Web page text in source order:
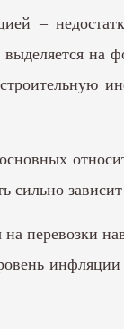
–
на
зависит
перевозки